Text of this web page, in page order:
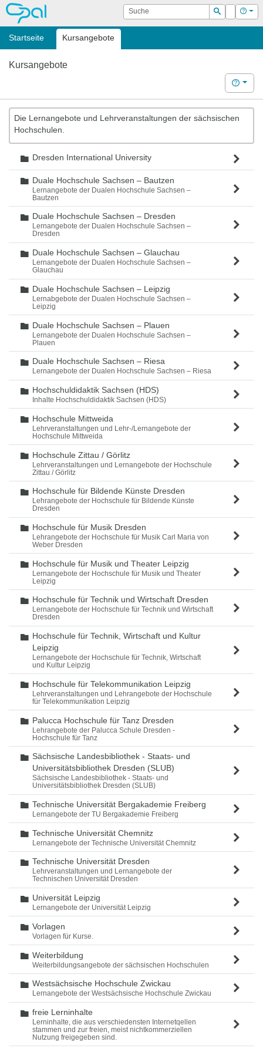
OPAL Suche
Suchen
Login Hilfe
Startseite Kursangebote
Kursangebote
Hilfe
Die Lernangebote und Lehrveranstaltungen der sächsischen
Hochschulen.
Ordner
Dresden International University
Ordner
Duale Hochschule Sachsen – Bautzen
Lernangebote der Dualen Hochschule Sachsen –
Bautzen
Ordner
Duale Hochschule Sachsen – Dresden
Lernangebote der Dualen Hochschule Sachsen –
Dresden
Ordner
Duale Hochschule Sachsen – Glauchau
Lernangebote der Dualen Hochschule Sachsen –
Glauchau
Ordner
Duale Hochschule Sachsen – Leipzig
Lernabgebote der Dualen Hochschule Sachsen –
Leipzig
Ordner
Duale Hochschule Sachsen – Plauen
Lernangebote der Dualen Hochschule Sachsen –
Plauen
Ordner
Duale Hochschule Sachsen – Riesa
Lernangebote der Dualen Hochschule Sachsen – Riesa
Ordner
Hochschuldidaktik Sachsen (HDS)
Inhalte Hochschuldidaktik Sachsen (HDS)
Ordner
Hochschule Mittweida
Lehrveranstaltungen und Lehr-/Lernangebote der
Hochschule Mittweida
Ordner
Hochschule Zittau / Görlitz
Lehrveranstaltungen und Lernangebote der Hochschule
Zittau / Görlitz
Ordner
Hochschule für Bildende Künste Dresden
Lehrangebote der Hochschule für Bildende Künste
Dresden
Ordner
Hochschule für Musik Dresden
Lehrangebote der Hochschule für Musik Carl Maria von
Weber Dresden
Ordner
Hochschule für Musik und Theater Leipzig
Lernangebote der Hochschule für Musik und Theater
Leipzig
Ordner
Hochschule für Technik und Wirtschaft Dresden
Lernangebote der Hochschule für Technik und Wirtschaft
Dresden
Ordner
Hochschule für Technik, Wirtschaft und Kultur
Leipzig
Lernangebote der Hochschule für Technik, Wirtschaft
und Kultur Leipzig
Ordner
Hochschule für Telekommunikation Leipzig
Lehrveranstaltungen und Lehrangebote der Hochschule
für Telekommunikation Leipzig
Ordner
Palucca Hochschule für Tanz Dresden
Lehrangebote der Palucca Schule Dresden -
Hochschule für Tanz
Ordner
Sächsische Landesbibliothek - Staats- und
Universitätsbibliothek Dresden (SLUB)
Sächsische Landesbibliothek - Staats- und
Universitätsbibliothek Dresden (SLUB)
Ordner
Technische Universität Bergakademie Freiberg
Lernangebote der TU Bergakademie Freiberg
Ordner
Technische Universität Chemnitz
Lernangebote der Technische Universität Chemnitz
Ordner
Technische Universität Dresden
Lehrveranstaltungen und Lernangebote der
Technischen Universität Dresden
Ordner
Universität Leipzig
Lernangebote der Universität Leipzig
Ordner
Vorlagen
Vorlagen für Kurse.
Ordner
Weiterbildung
Weiterbildungsangebote der sächsischen Hochschulen
Ordner
Westsächsische Hochschule Zwickau
Lernangebote der Westsächsische Hochschule Zwickau
Ordner
freie Lerninhalte
Lerninhalte, die aus verschiedensten Internetqellen
stammen und zur freien, meist nichtkommerziellen
Nutzung freigegeben sind.